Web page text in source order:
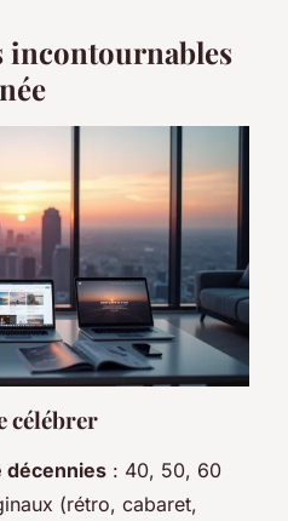
incontournables
célébrer
décennies : 40, 50, 60
(rétro, cabaret,